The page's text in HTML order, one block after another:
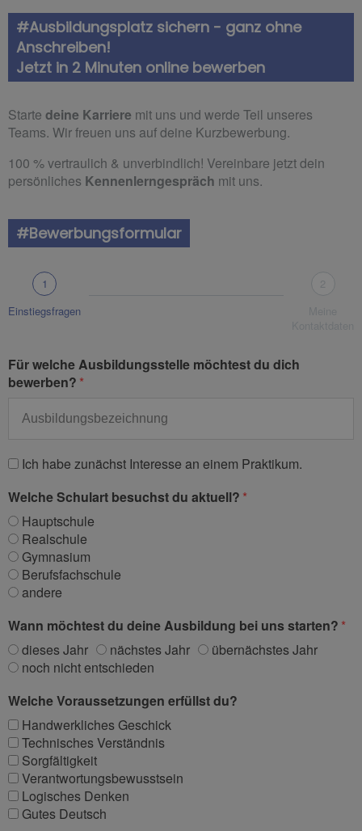
#Ausbildungsplatz sichern - ganz ohne
Anschreiben!
Jetzt in 2 Minuten online bewerben
Starte deine Karriere mit uns und werde Teil unseres
Teams. Wir freuen uns auf deine Kurzbewerbung.
100 % vertraulich & unverbindlich! Vereinbare jetzt dein
persönliches Kennenlerngespräch mit uns.
#Bewerbungsformular
1
Einstiegsfragen
2
Für welche Ausbildungsstelle möchtest du dich
bewerben?
Ich habe zunächst Interesse an einem Praktikum.
Welche Schulart besuchst du aktuell?
Hauptschule
Realschule
Gymnasium
Berufsfachschule
andere
Wann möchtest du deine Ausbildung bei uns starten?
dieses Jahr
nächstes Jahr
übernächstes Jahr
noch nicht entschieden
Welche Voraussetzungen erfüllst du?
Handwerkliches Geschick
Technisches Verständnis
Sorgfältigkeit
Verantwortungsbewusstsein
Logisches Denken
Gutes Deutsch